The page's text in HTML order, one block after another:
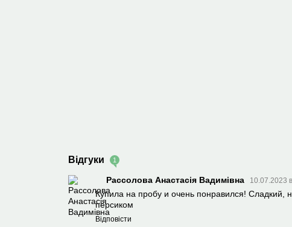
Відгуки 1
Рассолова Анастасія Вадимівна 10.07.2023
Купила на пробу и очень понравился! Сладкий,
персиком
Відповісти